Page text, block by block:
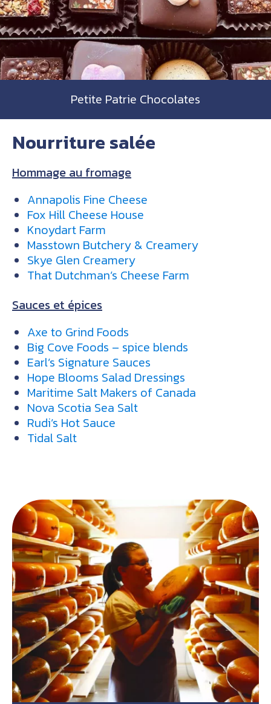
Petite Patrie Chocolates
Nourriture salée
Hommage au fromage
Annapolis Fine Cheese
Fox Hill Cheese House
Knoydart Farm
Masstown Butchery & Creamery
Skye Glen Creamery
That Dutchman’s Cheese Farm
Sauces et épices
Axe to Grind Foods
Big Cove Foods – spice blends
Earl’s Signature Sauces
Hope Blooms Salad Dressings
Maritime Salt Makers of Canada
Nova Scotia Sea Salt
Rudi’s Hot Sauce
Tidal Salt